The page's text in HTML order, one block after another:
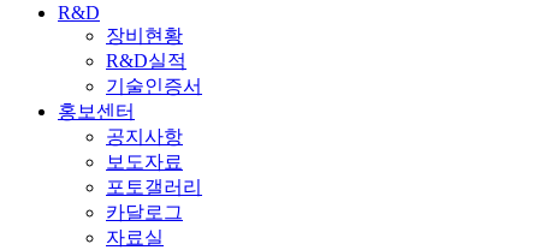
R&D
장비현황
R&D실적
기술인증서
홍보센터
공지사항
보도자료
포토갤러리
카달로그
자료실